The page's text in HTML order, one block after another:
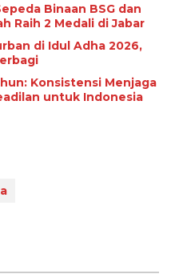
Binaan BSG dan
Raih 2 Medali di Jabar
di Idul Adha 2026,
Konsistensi Menjaga
untuk Indonesia